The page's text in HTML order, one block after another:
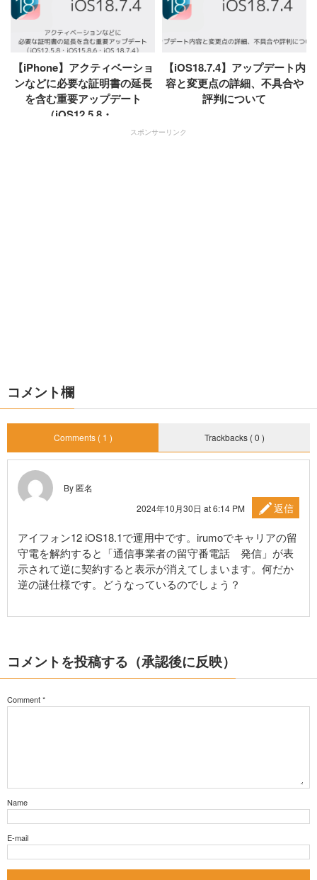
【iPhone】アクティベーショ
ンなどに必要な証明書の延長
を含む重要アップデート
（iOS12.5.8・...
【iOS18.7.4】アップデート内
容と変更点の詳細、不具合や
評判について
スポンサーリンク
コメント欄
Comments ( 1 ) Trackbacks ( 0 )
By 匿名
2024年10月30日 at 6:14 PM
返信
アイフォン12 iOS18.1で運用中です。irumoでキャリアの留
守電を解約すると「通信事業者の留守番電話 発信」が表
示されて逆に契約すると表示が消えてしまいます。何だか
逆の謎仕様です。どうなっているのでしょう？
コメントを投稿する（承認後に反映）
Comment*
Name
E-mail